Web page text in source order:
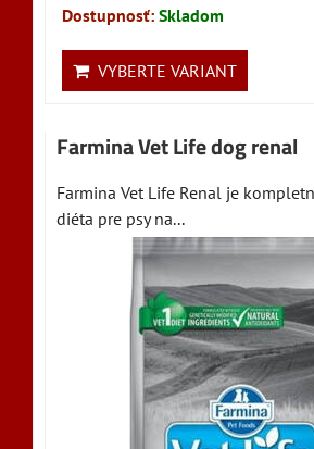
Dostupnosť: Skladom
VYBERTE VARIANT
Farmina Vet Life dog renal
Farmina Vet Life Renal je
diéta pre psy na...